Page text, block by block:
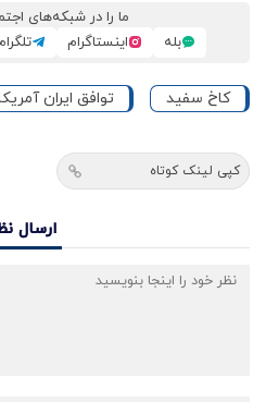
ما را در شبکه‌های
بله
اینستاگرام
کاخ سفید توافق ایران
کپی لینک کوتاه
ارسال